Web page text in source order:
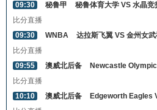
09:30
秘鲁甲
秘鲁体育大学 VS 水晶竞
比分直播
09:30
WNBA
达拉斯飞翼 VS 金州女
比分直播
09:55
澳威北后备
Newcastle
比分直播
10:10
澳威北后备
Edgeworth Eagles